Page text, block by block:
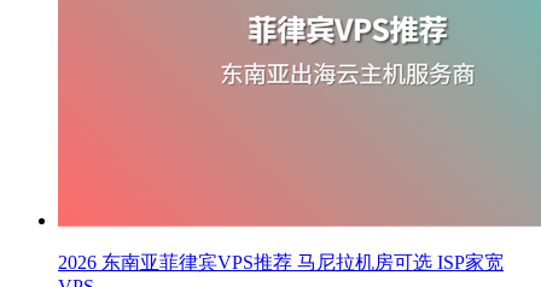
2026 东南亚菲律宾VPS推荐 马尼拉机房可选 ISP家宽